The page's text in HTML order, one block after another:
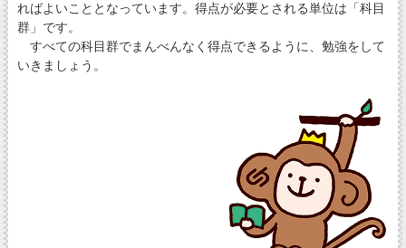
ればよいこととなっています。得点が必要とされる単位は「科目
群」です。
すべての科目群でまんべんなく得点できるように、勉強をして
いきましょう。